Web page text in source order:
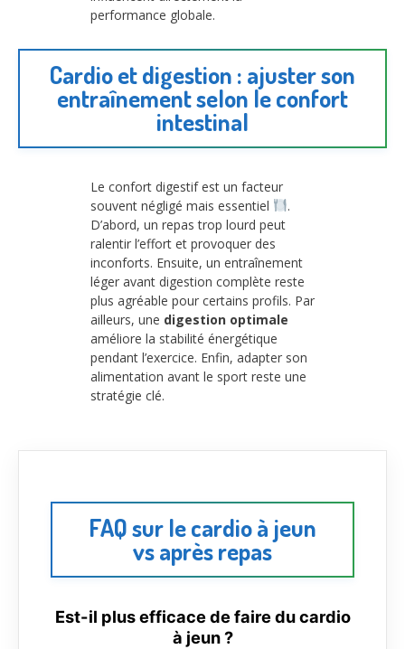
performance globale.
Cardio et digestion : ajuster son
entraînement selon le confort
intestinal
Le confort digestif est un facteur
souvent négligé mais essentiel
.
D’abord, un repas trop lourd peut
ralentir l’effort et provoquer des
inconforts. Ensuite, un entraînement
léger avant digestion complète reste
plus agréable pour certains profils. Par
ailleurs, une digestion optimale
améliore la stabilité énergétique
pendant l’exercice. Enfin, adapter son
alimentation avant le sport reste une
stratégie clé.
FAQ sur le cardio à jeun
vs après repas
Est-il plus efficace de faire du cardio
à jeun ?